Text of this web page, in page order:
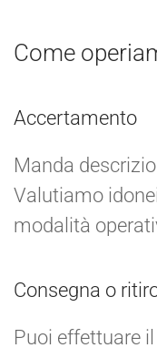
Come
Accertamento
Manda
Valutiamo
modalità
Consegna o
Puoi effettuare il